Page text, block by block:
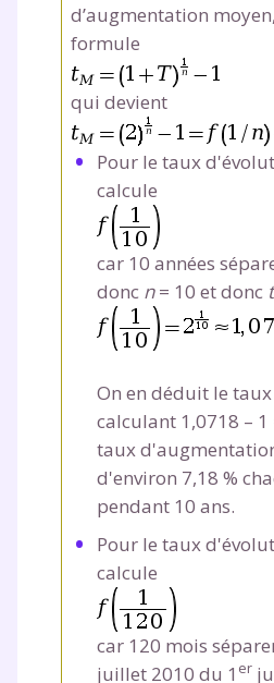
d’augmentation
formule
qui devient
Pour le taux
calcule
car 10 années
donc n= 10 et donc t
On en déduit le
calculant 1,0718 – 1
taux
d'environ 7,18 %
pendant 10 ans.
Pour le taux
calcule
car 120 mois
juillet 2010 du 1 er